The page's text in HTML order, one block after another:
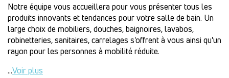
Notre équipe vous accueillera pour vous présenter tous les
produits innovants et tendances pour votre salle de bain. Un
large choix de mobiliers, douches, baignoires, lavabos,
robinetteries, sanitaires, carrelages s'offrent à vous ainsi qu'un
rayon pour les personnes à mobilité réduite.
...Voir plus